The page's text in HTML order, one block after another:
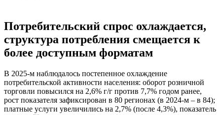
Потребительский спрос охлаждается,
структура потребления смещается к
более доступным форматам
В 2025-м наблюдалось постепенное охлаждение
потребительской активности населения: оборот розничной
торговли повысился на 2,6% г/г против 7,7% годом ранее,
рост показателя зафиксирован в 80 регионах (в 2024-м – в 84);
платные услуги увеличились на 2,7% (после 4,3%), показатель